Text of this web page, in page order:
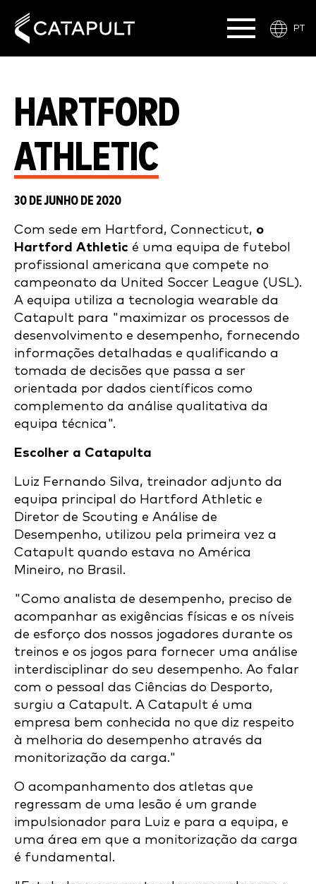
PT
HARTFORD
ATHLETIC
30 DE JUNHO DE 2020
Com sede em Hartford, Connecticut, o
Hartford Athletic é uma equipa de futebol
profissional americana que compete no
campeonato da United Soccer League (USL).
A equipa utiliza a tecnologia wearable da
Catapult para "maximizar os processos de
desenvolvimento e desempenho, fornecendo
informações detalhadas e qualificando a
tomada de decisões que passa a ser
orientada por dados científicos como
complemento da análise qualitativa da
equipa técnica".
Escolher a Catapulta
Luiz Fernando Silva, treinador adjunto da
equipa principal do Hartford Athletic e
Diretor de Scouting e Análise de
Desempenho, utilizou pela primeira vez a
Catapult quando estava no América
Mineiro, no Brasil.
"Como analista de desempenho, preciso de
acompanhar as exigências físicas e os níveis
de esforço dos nossos jogadores durante os
treinos e os jogos para fornecer uma análise
interdisciplinar do seu desempenho. Ao falar
com o pessoal das Ciências do Desporto,
surgiu a Catapult. A Catapult é uma
empresa bem conhecida no que diz respeito
à melhoria do desempenho através da
monitorização da carga."
O acompanhamento dos atletas que
regressam de uma lesão é um grande
impulsionador para Luiz e para a equipa, e
uma área em que a monitorização da carga
é fundamental.